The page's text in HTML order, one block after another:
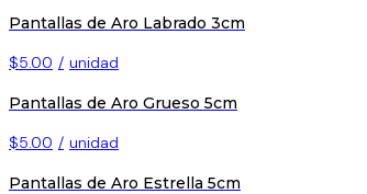
Pantallas de Aro Labrado 3cm
$5.00 / unidad
Pantallas de Aro Grueso 5cm
$5.00 / unidad
Pantallas de Aro Estrella 5cm